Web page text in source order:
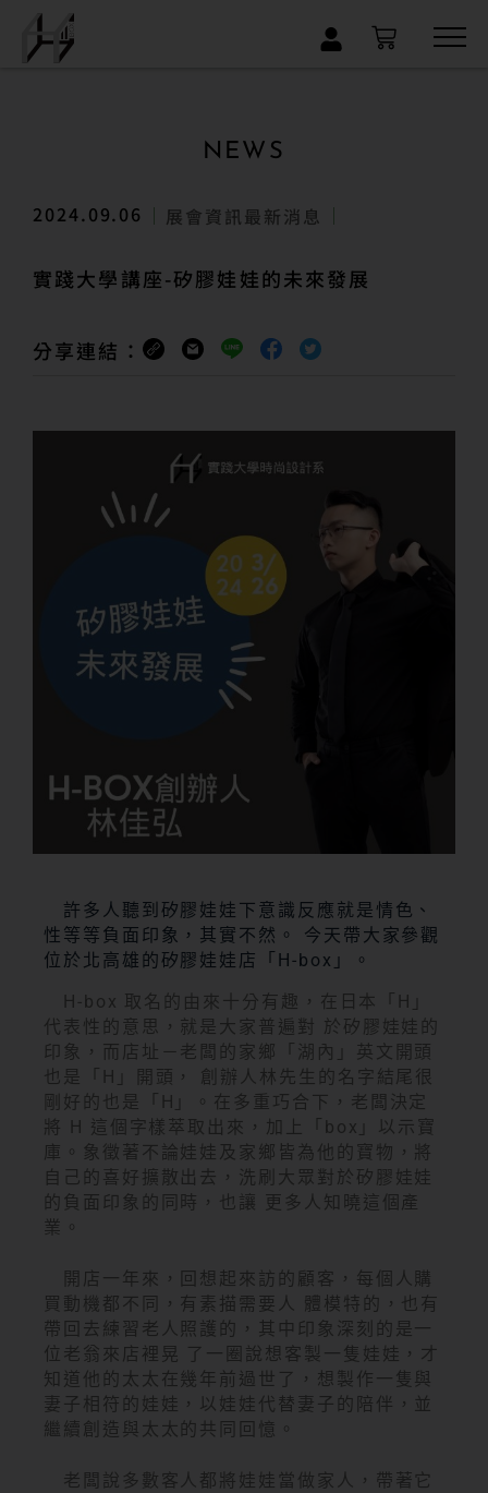
×
NEWS
2024.09.06 展會資訊最新消息
實踐大學講座-矽膠娃娃的未來發展
分享連結：
許多人聽到矽膠娃娃下意識反應就是情色、
性等等負面印象，其實不然。 今天帶大家參觀
位於北高雄的矽膠娃娃店「H-box」。
H-box 取名的由來十分有趣，在日本「H」
代表性的意思，就是大家普遍對 於矽膠娃娃的
印象，而店址－老闆的家鄉「湖內」英文開頭
也是「H」開頭， 創辦人林先生的名字結尾很
剛好的也是「H」。在多重巧合下，老闆決定
將 H 這個字樣萃取出來，加上「box」以示寶
庫。象徵著不論娃娃及家鄉皆為他的寶物，將
自己的喜好擴散出去，洗刷大眾對於矽膠娃娃
的負面印象的同時，也讓 更多人知曉這個產
業。
開店一年來，回想起來訪的顧客，每個人購
買動機都不同，有素描需要人 體模特的，也有
帶回去練習老人照護的，其中印象深刻的是一
位老翁來店裡晃 了一圈說想客製一隻娃娃，才
知道他的太太在幾年前過世了，想製作一隻與
妻子相符的娃娃，以娃娃代替妻子的陪伴，並
繼續創造與太太的共同回憶。
老闆說多數客人都將娃娃當做家人，帶著它